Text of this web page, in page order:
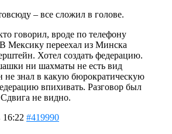
– все сложил в голове.
говорил, вроде по телефону
Мексику переехал из Минска
Хотел создать федерацию.
ни шахматы не есть вид
не знал в какую бюрократическую
впихивать. Разговор был
Сдвига не видно.
16:22 #419990